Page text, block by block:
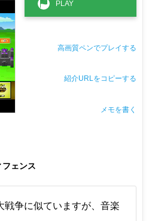
高画質ペンでプレイする
紹介URLをコピーする
メモを書く
ェンス
戦争に似ていますが、音楽